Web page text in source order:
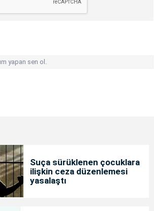
yapan sen ol.
Suça sürüklenen çocuklara
ilişkin ceza düzenlemesi
yasalaştı